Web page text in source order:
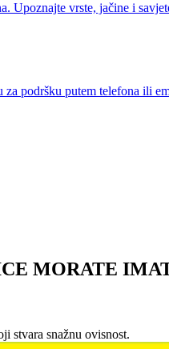
vrste, jačine i
za podršku putem telefona ili
MORATE
stvara snažnu ovisnost.